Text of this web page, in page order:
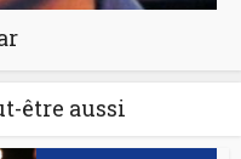
être aussi